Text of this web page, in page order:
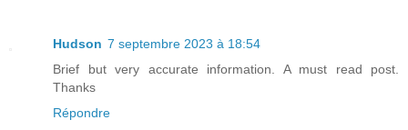
Hudson 7 septembre 2023 à 18:54
Brief but very accurate information. A must read post.
Thanks
Répondre